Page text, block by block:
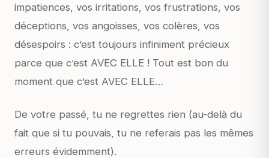
impatiences, vos irritations, vos frustrations, vos
déceptions, vos angoisses, vos colères, vos
désespoirs : c’est toujours infiniment précieux
parce que c’est AVEC ELLE ! Tout est bon du
moment que c’est AVEC ELLE…
De votre passé, tu ne regrettes rien (au-delà du
fait que si tu pouvais, tu ne referais pas les mêmes
erreurs évidemment).